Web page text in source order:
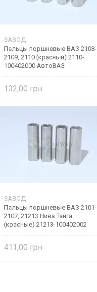
ЗАВОД
Пальцы поршневые ВАЗ 2108-
2109, 2110 (красный) 2110-
100402000 АвтоВАЗ
132,00
ЗАВОД
Пальцы поршневые ВАЗ 2101-
2107, 21213 Нива Тайга
(красные) 21213-100402002
411,00